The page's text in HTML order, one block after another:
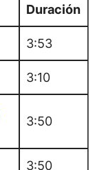
Duración
3:53
3:10
3:50
3:50